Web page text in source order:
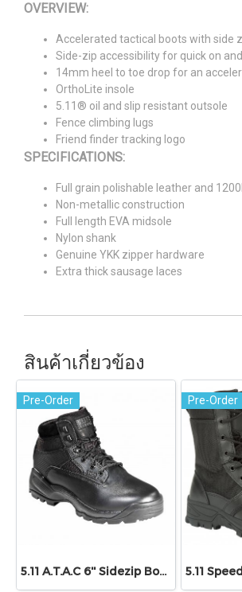
OVERVIEW:
Accelerated tactical boots with side
Side-zip accessibility for quick on
14mm heel to toe drop for an
OrthoLite insole
5.11® oil and slip resistant outsole
Fence climbing lugs
Friend finder tracking logo
SPECIFICATIONS:
Full grain polishable leather and
Non-metallic construction
Full length EVA midsole
Nylon shank
Genuine YKK zipper hardware
Extra thick sausage laces
สินค้าเกี่ยวข้อง
Pre-Order
5.11 A.T.A.C 6'' Sidezip Boot
Pre-Order